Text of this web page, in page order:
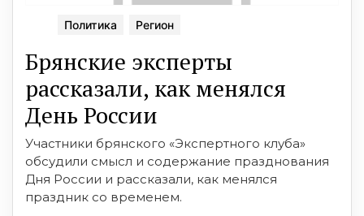
Политика Регион
Брянские эксперты
рассказали, как менялся
День России
Участники брянского «Экспертного клуба»
обсудили смысл и содержание празднования
Дня России и рассказали, как менялся
праздник со временем.